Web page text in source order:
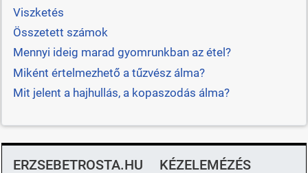
Viszketés
Összetett számok
Mennyi ideig marad gyomrunkban az étel?
Miként értelmezhető a tűzvész álma?
Mit jelent a hajhullás, a kopaszodás álma?
ERZSEBETROSTA.HU KÉZELEMÉZÉS